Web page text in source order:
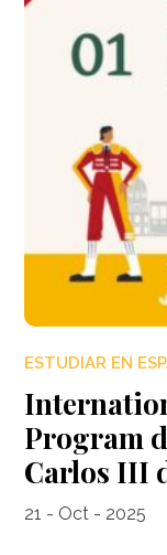
ESTUDIAR EN
Program
Carlos III
21 - Oct - 2025